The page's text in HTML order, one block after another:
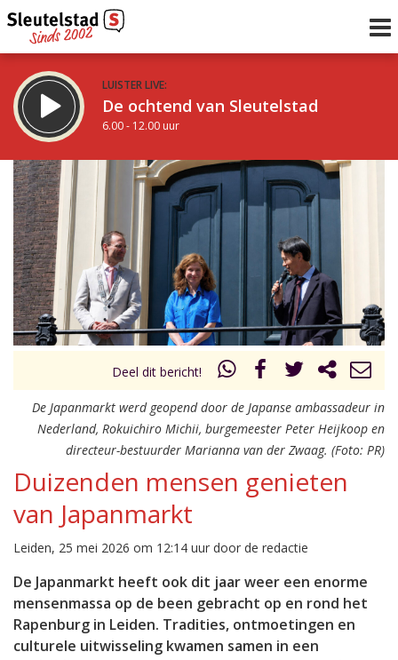
LUISTER LIVE:
De ochtend van Sleutelstad
6.00 - 12.00 uur
STRAKS:
De middag van Sleutelstad
12.00 - 18.00 uur
Vorig uur
uur 1 van 0 Volgend uur
Inklappen
Deel dit bericht!
De Japanmarkt werd geopend door de Japanse ambassadeur in
Nederland, Rokuichiro Michii, burgemeester Peter Heijkoop en
directeur-bestuurder Marianna van der Zwaag. (Foto: PR)
Duizenden mensen genieten
van Japanmarkt
Leiden, 25 mei 2026 om 12:14 uur door de redactie
De Japanmarkt heeft ook dit jaar weer een enorme
mensenmassa op de been gebracht op en rond het
Rapenburg in Leiden. Tradities, ontmoetingen en
culturele uitwisseling kwamen samen in een